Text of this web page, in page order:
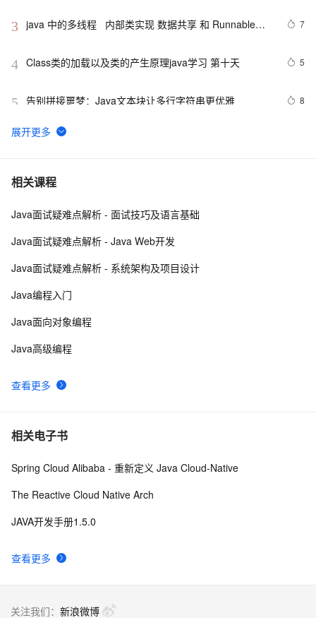
3 java 中的多线程   内部类实现 数据共享 和 Runnable实
7
4 Class类的加载以及类的产生原理java学习 第十天 5
5 8
6 【JavaWeb】一文搞懂Java过滤器与拦截器的区别
7 Java编程中容易忽略的细节总结
8 方块人 Java并发——volatile关键字
10java中两种添加监听器的策略
相关课程
查看更多
Java面试疑难点解析 - 面试技巧及语言基础
Java面试疑难点解析 - Java Web开发
Java面试疑难点解析 - 系统架构及项目设计
Java编程入门
Java面向对象编程
Java高级编程
相关电子书
查看更多
Spring Cloud Alibaba - 重新定义 Java Cloud-Native
The Reactive Cloud Native Arch
JAVA开发手册1.5.0
关注我们： 新浪微博